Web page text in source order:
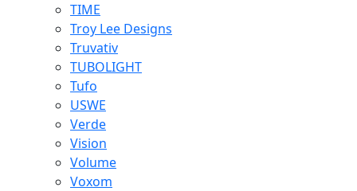
TIME
Troy Lee Designs
Truvativ
TUBOLIGHT
Tufo
USWE
Verde
Vision
Volume
Voxom